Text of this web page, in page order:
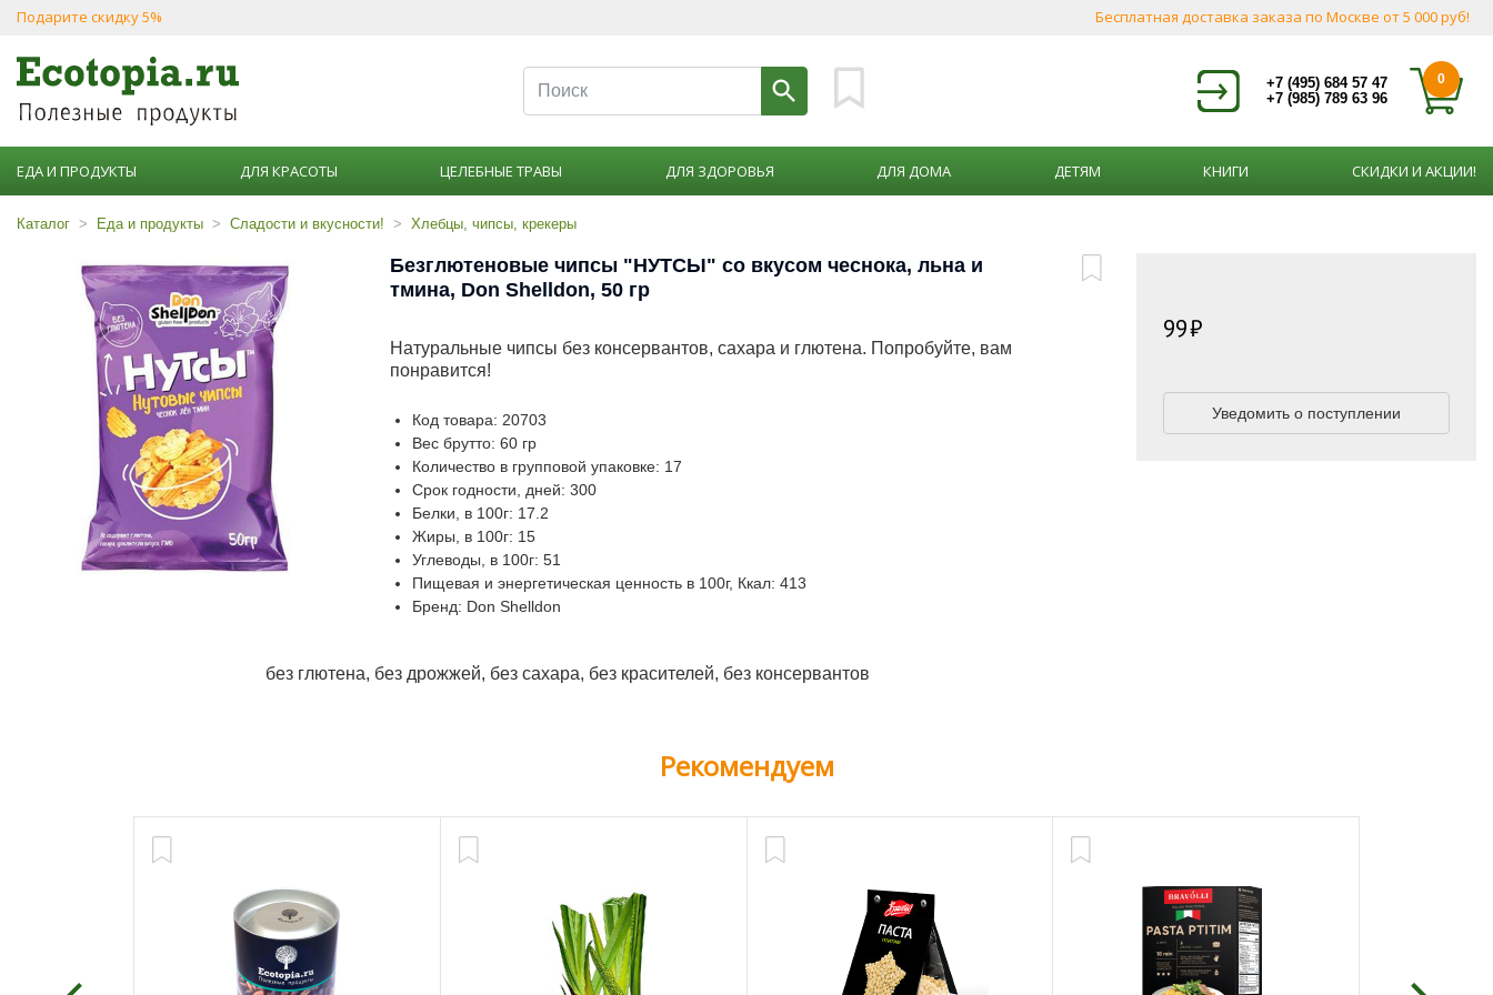
Подарите скидку 5% Бесплатная доставка заказа по Москве от 5 000 руб!
+7 (495) 684 57 47
+7 (985) 789 63 96
0
ЕДА И ПРОДУКТЫ ДЛЯ КРАСОТЫ ЦЕЛЕБНЫЕ ТРАВЫ ДЛЯ ЗДОРОВЬЯ ДЛЯ ДОМА ДЕТЯМ КНИГИ СКИДКИ И АКЦИИ!
Каталог Еда и продукты Сладости и вкусности! Хлебцы, чипсы, крекеры
Безглютеновые чипсы "НУТСЫ" со вкусом чеснока, льна и
тмина, Don Shelldon, 50 гр
Натуральные чипсы без консервантов, сахара и глютена. Попробуйте, вам
понравится!
Код товара: 20703
Вес брутто: 60 гр
Количество в групповой упаковке: 17
Срок годности, дней: 300
Белки, в 100г: 17.2
Жиры, в 100г: 15
Углеводы, в 100г: 51
Пищевая и энергетическая ценность в 100г, Ккал: 413
Бренд: Don Shelldon
99
Уведомить о поступлении
без глютена, без дрожжей, без сахара, без красителей, без консервантов
Рекомендуем